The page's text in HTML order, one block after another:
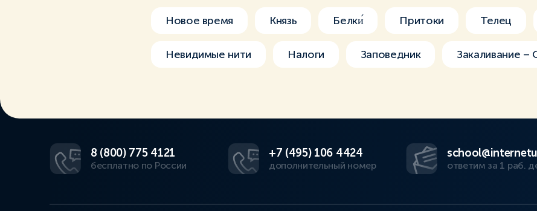
Новое время Князь Белки́ Притоки Телец
Невидимые нити Налоги Заповедник Закаливание
8 (800) 775 4121
бесплатно по России
+7 (495) 106 4424
дополнительный номер ответим за 1 раб.